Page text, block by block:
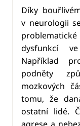
Díky
v neurologii
dysfunkcí
Například
podněty
mozkových
tomu, že
ostatní lidé.